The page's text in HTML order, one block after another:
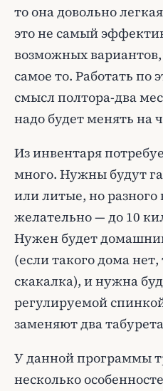
то она довольно
это не самый
возможных
самое то. Работать по
смысл полтора-два
надо будет менять на
Из инвентаря
много. Нужны будут
или литые, но разного
желательно — до 10
Нужен будет
(если такого дома
скакалка), и нужна
регулируемой
заменяют два
У данной программы
несколько